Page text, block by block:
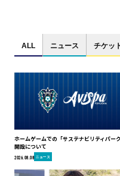
ALL ニュース チケッ
ホームゲームでの「サステナビリティパーク
開設について
2026.08.08 ニュース